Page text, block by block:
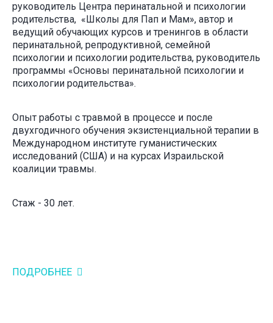
руководитель Центра перинатальной и психологии
родительства, «Школы для Пап и Мам», автор и
ведущий обучающих курсов и тренингов в области
перинатальной, репродуктивной, семейной
психологии и психологии родительства, руководитель
программы «Основы перинатальной психологии и
психологии родительства».
Опыт работы с травмой в процессе и после
двухгодичного обучения экзистенциальной терапии в
Международном институте гуманистических
исследований (США) и на курсах Израильской
коалиции травмы.
Стаж - 30 лет.
ПОДРОБНЕЕ